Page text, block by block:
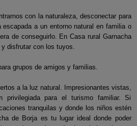
con la naturaleza, desconectar para
a un entorno natural en familia o
de conseguirlo. En Casa rural Garnacha
disfrutar con los tuyos.
grupos de amigos y familias.
a la luz natural. Impresionantes vistas,
privilegiada para el turismo familiar. Si
tranquilas y donde los niños estén
de Borja es tu lugar ideal donde poder